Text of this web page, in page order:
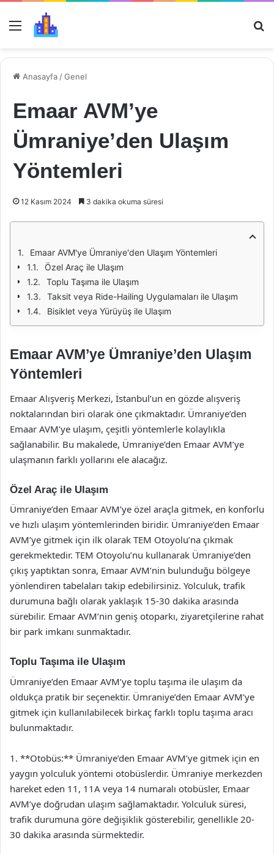
Menü
Anasayfa /Genel
Emaar AVM’ye
Ümraniye’den Ulaşım
Yöntemleri
12 Kasım 2024 3 dakika okuma süresi
Emaar AVM'ye Ümraniye'den Ulaşım Yöntemleri
Özel Araç ile Ulaşım
Toplu Taşıma ile Ulaşım
Taksit veya Ride-Hailing Uygulamaları ile Ulaşım
Bisiklet veya Yürüyüş ile Ulaşım
Emaar AVM’ye Ümraniye’den Ulaşım
Yöntemleri
Emaar Alışveriş Merkezi, İstanbul’un en gözde alışveriş
noktalarından biri olarak öne çıkmaktadır. Ümraniye’den
Emaar AVM’ye ulaşım, çeşitli yöntemlerle kolaylıkla
sağlanabilir. Bu makalede, Ümraniye’den Emaar AVM’ye
ulaşmanın farklı yollarını ele alacağız.
Özel Araç ile Ulaşım
Ümraniye’den Emaar AVM’ye özel araçla gitmek, en konforlu
ve hızlı ulaşım yöntemlerinden biridir. Ümraniye’den Emaar
AVM’ye gitmek için ilk olarak TEM Otoyolu’na çıkmak
gerekmektedir. TEM Otoyolu’nu kullanarak Ümraniye’den
çıkış yaptıktan sonra, Emaar AVM’nin bulunduğu bölgeye
yönlendiren tabelaları takip edebilirsiniz. Yolculuk, trafik
durumuna bağlı olarak yaklaşık 15-30 dakika arasında
sürebilir. Emaar AVM’nin geniş otoparkı, ziyaretçilerine rahat
bir park imkanı sunmaktadır.
Toplu Taşıma ile Ulaşım
Ümraniye’den Emaar AVM’ye toplu taşıma ile ulaşım da
oldukça pratik bir seçenektir. Ümraniye’den Emaar AVM’ye
gitmek için kullanılabilecek birkaç farklı toplu taşıma aracı
bulunmaktadır.
1. **Otobüs:** Ümraniye’den Emaar AVM’ye gitmek için en
yaygın yolculuk yöntemi otobüslerdir. Ümraniye merkezden
hareket eden 11, 11A veya 14 numaralı otobüsler, Emaar
AVM’ye doğrudan ulaşım sağlamaktadır. Yolculuk süresi,
trafik durumuna göre değişiklik gösterebilir, genellikle 20-
30 dakika arasında sürmektedir.